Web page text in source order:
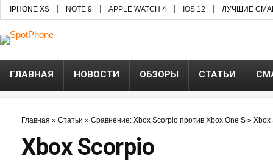
IPHONE XS NOTE 9 APPLE WATCH 4 IOS 12 ЛУЧШИЕ
ГЛАВНАЯ НОВОСТИ ОБЗОРЫ СТАТЬИ
Главная » Статьи » Сравнение: Xbox Scorpio против Xbox One S » Xbox
Xbox Scorpio